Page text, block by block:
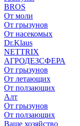
BROS
От моли
От грызунов
От насекомых
Dr.Klaus
NETTRIX
АГРОДЕЗСФЕРА
От грызунов
От летающих
От ползающих
Алт
От грызунов
От ползающих
Ваше хозяйство